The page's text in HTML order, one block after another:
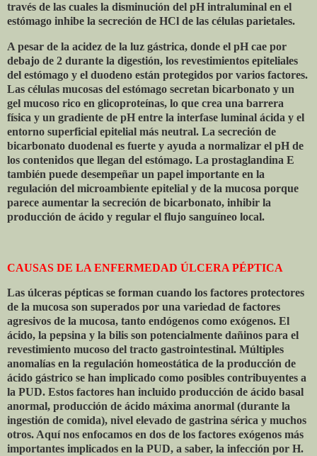
través de las cuales la disminución del pH intraluminal en el
estómago inhibe la secreción de HCl de las células parietales.
A pesar de la acidez de la luz gástrica, donde el pH cae por
debajo de 2 durante la digestión, los revestimientos epiteliales
del estómago y el duodeno están protegidos por varios factores.
Las células mucosas del estómago secretan bicarbonato y un
gel mucoso rico en glicoproteínas, lo que crea una barrera
física y un gradiente de pH entre la interfase luminal ácida y el
entorno superficial epitelial más neutral. La secreción de
bicarbonato duodenal es fuerte y ayuda a normalizar el pH de
los contenidos que llegan del estómago. La prostaglandina E
también puede desempeñar un papel importante en la
regulación del microambiente epitelial y de la mucosa porque
parece aumentar la secreción de bicarbonato, inhibir la
producción de ácido y regular el flujo sanguíneo local.
CAUSAS DE LA ENFERMEDAD ÚLCERA PÉPTICA
Las úlceras pépticas se forman cuando los factores protectores
de la mucosa son superados por una variedad de factores
agresivos de la mucosa, tanto endógenos como exógenos. El
ácido, la pepsina y la bilis son potencialmente dañinos para el
revestimiento mucoso del tracto gastrointestinal. Múltiples
anomalías en la regulación homeostática de la producción de
ácido gástrico se han implicado como posibles contribuyentes a
la PUD. Estos factores han incluido producción de ácido basal
anormal, producción de ácido máxima anormal (durante la
ingestión de comida), nivel elevado de gastrina sérica y muchos
otros. Aquí nos enfocamos en dos de los factores exógenos más
importantes implicados en la PUD, a saber, la infección por H.